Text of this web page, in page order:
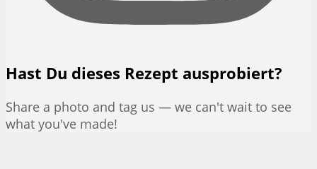
Hast Du dieses Rezept ausprobiert?
Share a photo and tag us — we can't wait to see
what you've made!